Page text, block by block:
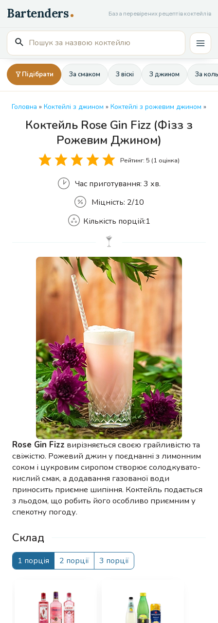
до
вмісту
База перевірених рецептів коктейлів
Пошук
для:
Підібрати За смаком З віскі З джином За
Головна » Коктейлі з джином » Коктейлі з рожевим джином »
Коктейль Rose Gin Fizz (Фізз з
Рожевим Джином)
Рейтинг:5 (1 оцінка)
Час приготування: 3 хв.
Міцність: 2/10
Кількість
Кількість порцій:1
Rose Gin Fizz вирізняється своєю грайливістю та
свіжістю. Рожевий джин у поєднанні з лимонним
соком і цукровим сиропом створює солодкувато-
кислий смак, а додавання газованої води
приносить приємне шипіння. Коктейль подається
з льодом, що робить його особливо приємним у
спекотну погоду.
Склад
1 порція 2 порції 3 порції